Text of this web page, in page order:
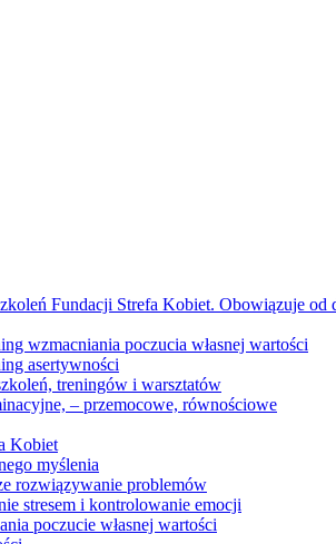
Fundacji Strefa Kobiet. Obowiązuje od
wzmacniania poczucia własnej wartości
asertywności
treningów i warsztatów
– przemocowe, równościowe
Kobiet
myślenia
rozwiązywanie problemów
stresem i kontrolowanie emocji
poczucie własnej wartości